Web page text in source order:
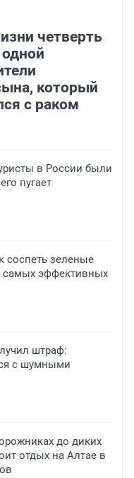
четверть
который
с раком
в России были
пугает
соспеть зеленые
эффективных
штраф:
с шумными
до диких
отдых на Алтае в